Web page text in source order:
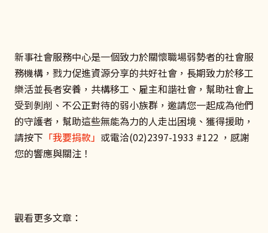
新事社會服務中心是一個致力於關懷職場弱勢者的社會服
務機構，戮力促進資源分享的共好社會，長期致力於移工
樂活並長者安養，共構移工、雇主和諧社會，幫助社會上
受到剝削、不公正對待的弱小族群，邀請您一起成為他們
的守護者，幫助這些無能為力的人走出困境、獲得援助，
請按下 「我要捐款」 或電洽(02)2397-1933 #122 ，感謝
您的響應與關注！
觀看更多文章：